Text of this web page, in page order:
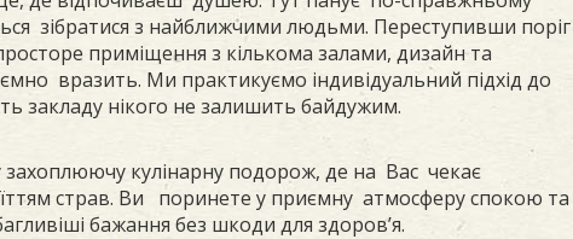
зібратися з найближчими людьми. Переступивши поріг
приміщення з кількома залами, дизайн та
вразить. Ми практикуємо індивідуальний підхід до
закладу нікого не залишить байдужим.
захоплюючу кулінарну подорож, де на Вас чекає
страв. Ви поринете у приємну атмосферу спокою та
бажання без шкоди для здоров’я.